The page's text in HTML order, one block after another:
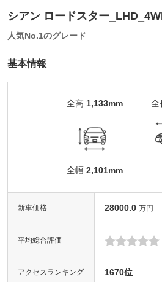
シアン ロードスター
人気No.1のグレード
基本情報
全高 1,133mm
全幅 2,101mm
全
新車価格 28000.0 万円
平均総合評価
アクセスランキング 1670位